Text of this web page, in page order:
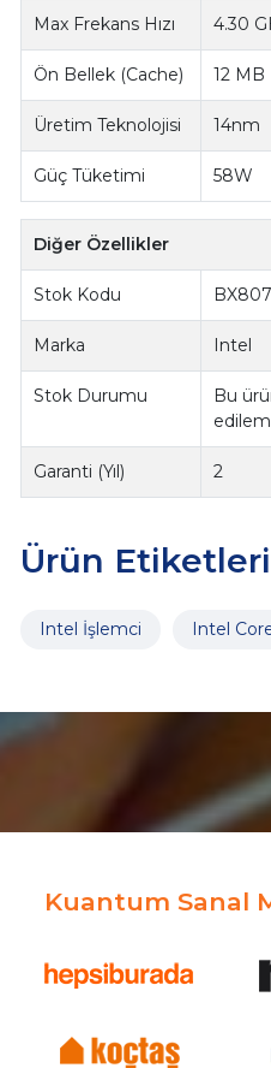
Max Frekans Hızı 4.30
Ön Bellek (Cache) 12 MB
Üretim Teknolojisi 14nm
Güç Tüketimi 58W
Diğer Özellikler
Stok Kodu
Marka Intel
Stok Durumu
Bu
Garanti (Yıl) 2
Ürün Etiketleri
Intel İşlemci Intel
Kuantum Sanal